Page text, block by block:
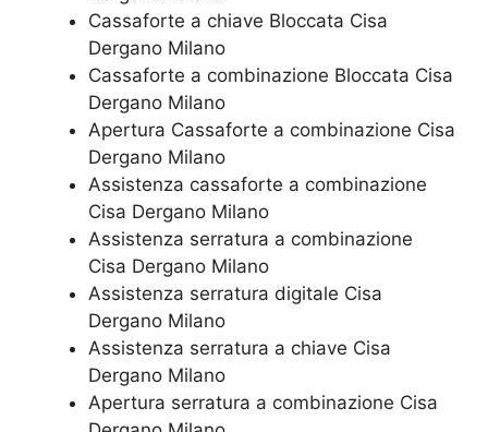
Cassaforte a chiave Bloccata​ Cisa
Dergano Milano
Cassaforte a combinazione Bloccata​ Cisa
Dergano Milano
​Apertura Cassaforte a combinazione​ Cisa
Dergano Milano
Assistenza cassaforte a combinazione​
Cisa Dergano Milano
​Assistenza serratura​ ​a combinazione​
Cisa Dergano Milano
Assistenza serratura ​digitale​ Cisa
Dergano Milano
Assistenza serratura ​a chiave​ Cisa
Dergano Milano
​Apertura serratura​ ​a combinazione​ Cisa